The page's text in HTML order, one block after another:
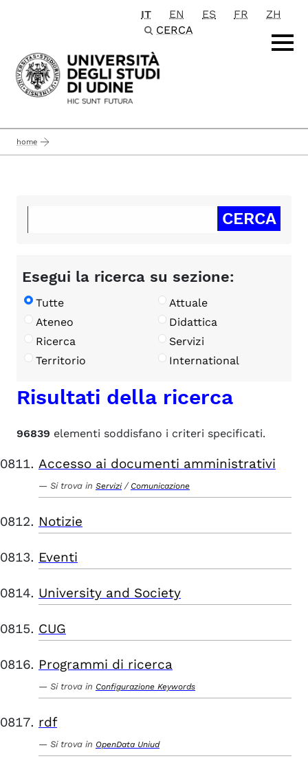
Passa al contenuto principale
IT EN ES FR
ZH
CERCA
home
Esegui la ricerca su sezione:
Tutte
Attuale
Ateneo
Didattica
Ricerca
Servizi
Territorio
International
Risultati della ricerca
96839 elementi soddisfano i criteri specificati.
Accesso ai documenti amministrativi
Si trova in Servizi / Comunicazione
Notizie
Eventi
University and Society
CUG
Programmi di ricerca
Si trova in Configurazione Keywords
rdf
Si trova in OpenData Uniud